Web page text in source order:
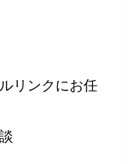
リンクにお任